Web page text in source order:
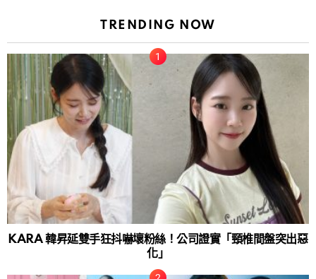
TRENDING NOW
KARA 韓昇延雙手狂抖嚇壞粉絲！公司證實「頸椎間盤突出惡
化」